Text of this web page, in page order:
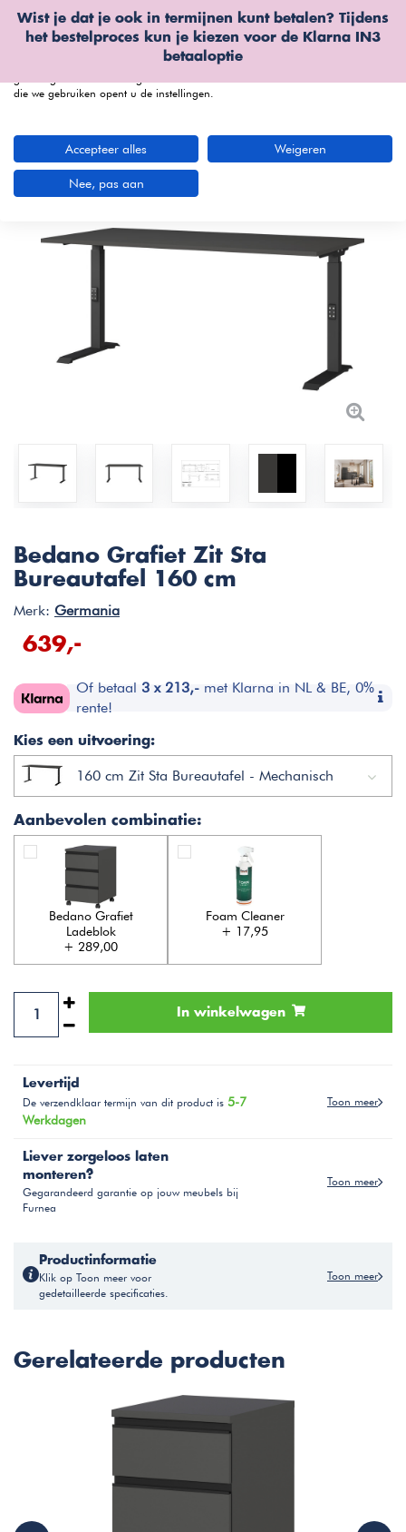
Wist je dat je ook in termijnen kunt betalen? Tijdens
het bestelproces kun je kiezen voor de Klarna IN3
betaaloptie
Bedano Grafiet Zit Sta
Bureautafel 160 cm
Merk: Germania
639,-
Of betaal 3 x 213,- met Klarna in NL & BE, 0%
rente!
Kies een uitvoering:
160 cm Zit Sta Bureautafel - Mechanisch
Aanbevolen combinatie:
Bedano Grafiet
Ladeblok
+ 289,00
Foam Cleaner
+ 17,95
In winkelwagen
Levertijd
De verzendklaar termijn van dit product is 5-7
Werkdagen
Toon meer
Liever zorgeloos laten
monteren?
Gegarandeerd garantie op jouw meubels bij
Furnea
Toon meer
Productinformatie
Klik op Toon meer voor
gedetailleerde specificaties.
Toon meer
Gerelateerde producten
Wij gebruiken cookies
We kunnen deze plaatsen voor analyse van onze bezoekersgegevens, om
onze website te verbeteren, gepersonaliseerde inhoud te tonen en om u een
die we gebruiken opent u de instellingen.
Accepteer alles Weigeren
Nee, pas aan